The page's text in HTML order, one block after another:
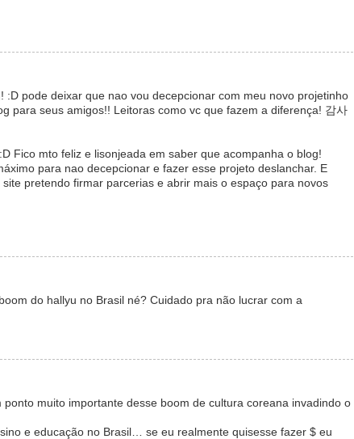
:D pode deixar que nao vou decepcionar com meu novo projetinho
para seus amigos!! Leitoras como vc que fazem a diferença! 감사
Fico mto feliz e lisonjeada em saber que acompanha o blog!
para nao decepcionar e fazer esse projeto deslanchar. E
pretendo firmar parcerias e abrir mais o espaço para novos
do hallyu no Brasil né? Cuidado pra não lucrar com a
ponto muito importante desse boom de cultura coreana invadindo o
e educação no Brasil… se eu realmente quisesse fazer $ eu